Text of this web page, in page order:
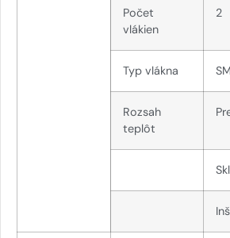
Počet
vlákien
2
Typ vlákna
Rozsah
teplôt